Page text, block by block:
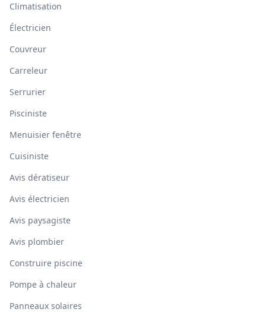
Climatisation
Électricien
Couvreur
Carreleur
Serrurier
Pisciniste
Menuisier fenêtre
Cuisiniste
Avis dératiseur
Avis électricien
Avis paysagiste
Avis plombier
Construire piscine
Pompe à chaleur
Panneaux solaires